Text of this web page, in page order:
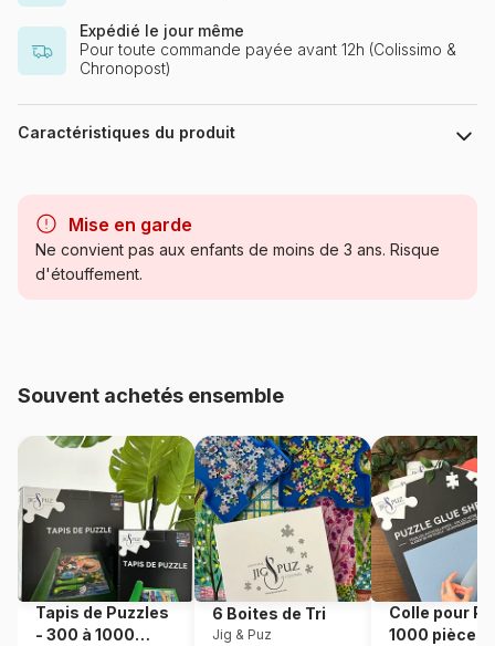
Expédié le jour même
Pour toute commande payée avant 12h (Colissimo &
Chronopost)
Caractéristiques du produit
Catégorie
Provenance Pologne
Castorland-151974
EAN 5904438151974
Nombre de pièces 1500 pièces
Dimensions 68 x 47 cm
Mise en garde
Ne convient pas aux enfants de moins de 3 ans. Risque
d'étouffement.
Souvent achetés ensemble
Tapis de Puzzles
- 300 à 1000
6 Boites de Tri
Jig & Puz
Colle pour
1000 pièces